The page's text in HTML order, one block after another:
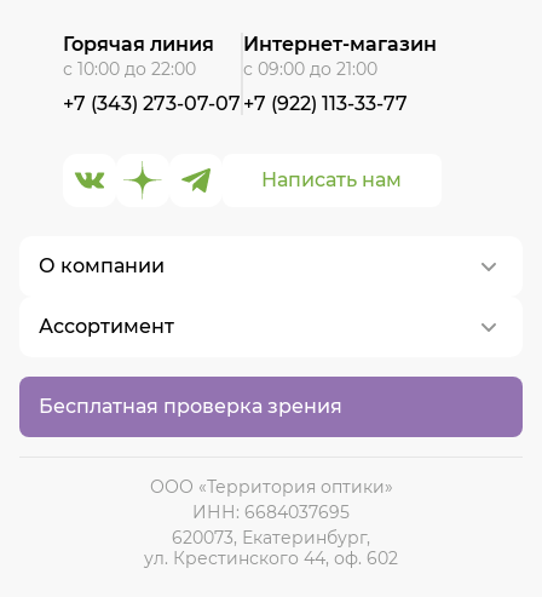
ООО «Территория оптики»
ИНН: 6684037695
620073, Екатеринбург,
ул. Крестинского 44, оф. 602
Бесплатная проверка зрения
О компании
О нас
Контакты
Вакансии
Ассортимент
Медицинские очки
Солнцезащитные очки
Написать нам
Горячая линия
с 10:00 до 22:00
+7 (343) 273-07-07
Интернет-магазин
с 09:00 до 21:00
+7 (922) 113-33-77